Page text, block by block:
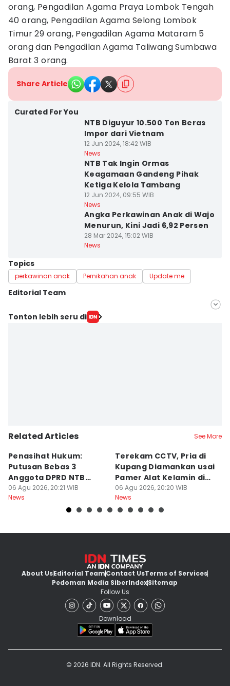
orang, Pengadilan Agama Praya Lombok Tengah
40 orang, Pengadilan Agama Selong Lombok
Timur 29 orang, Pengadilan Agama Mataram 5
orang dan Pengadilan Agama Taliwang Sumbawa
Barat 3 orang.
Share Article
Curated For You
NTB Diguyur 10.500 Ton Beras
Impor dari Vietnam
12 Jun 2024, 18:42 WIB
News
NTB Tak Ingin Ormas
Keagamaan Gandeng Pihak
Ketiga Kelola Tambang
12 Jun 2024, 09:55 WIB
News
Angka Perkawinan Anak di Wajo
Menurun, Kini Jadi 6,92 Persen
28 Mar 2024, 15:02 WIB
News
Topics
perkawinan anak Pernikahan anak Update me
Editorial Team
Editor
Tonton lebih seru di
Related Articles See More
Penasihat Hukum:
Putusan Bebas 3
Anggota DPRD NTB
Bersifat Final
06 Agu 2026, 20:21 WIB
News
Terekam CCTV, Pria di
Kupang Diamankan usai
Pamer Alat Kelamin di
Kios
06 Agu 2026, 20:20 WIB
News
About UsEditorial TeamContact UsTerms of Services
Pedoman Media SiberIndexSitemap
Follow Us
Download
© 2026 IDN. All Rights Reserved.